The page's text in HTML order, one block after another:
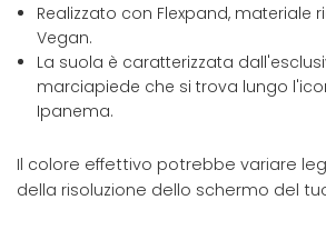
Realizzato con Flexpand, materiale
Vegan.
La suola è caratterizzata
marciapiede che si trova lungo
Ipanema.
Il colore effettivo potrebbe variare
della risoluzione dello schermo del